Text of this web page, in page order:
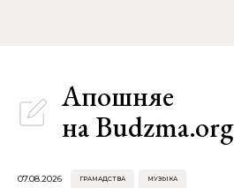
Апошняе
на Budzma.org
07.08.2026 ГРАМАДСТВА МУЗЫКА